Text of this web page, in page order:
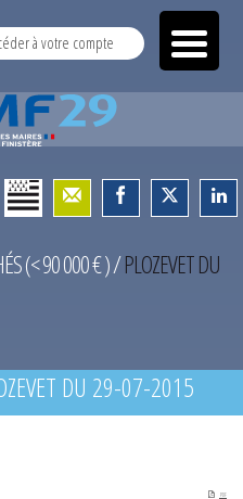
à votre compte
(< 90 000 € )/PLOZEVET DU
DU 29-07-2015
PDF